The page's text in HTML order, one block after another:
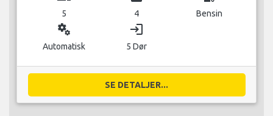
5 4 Bensin
miscellaneous_services
Automatisk
login
5 Dør
SE DETALJER...